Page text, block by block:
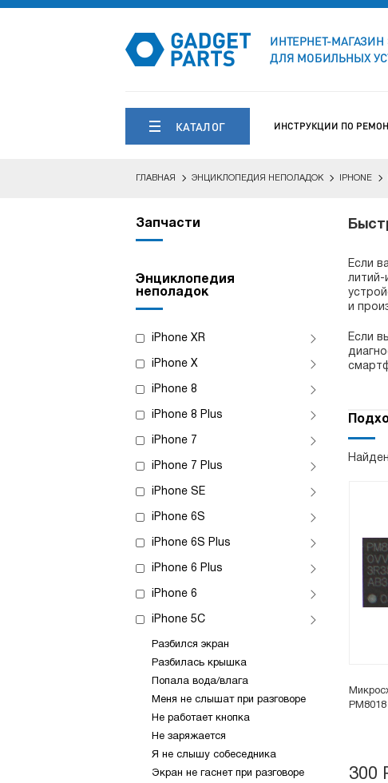
ИНТЕРНЕТ-МАГАЗИН
ДЛЯ МОБИЛЬНЫХ
КАТАЛОГ ИНСТРУКЦИИ ПО
ГЛАВНАЯ ЭНЦИКЛОПЕДИЯ НЕПОЛАДОК IPHONE
Запчасти
Энциклопедия
неполадок
iPhone XR
iPhone X
iPhone 8
iPhone 8 Plus
iPhone 7
iPhone 7 Plus
iPhone SE
iPhone 6S
iPhone 6S Plus
iPhone 6 Plus
iPhone 6
iPhone 5C
Разбился экран
Разбилась крышка
Попала вода/влага
Меня не слышат при разговоре
Не работает кнопка
Не заряжается
Я не слышу собеседника
Экран не гаснет при разговоре
Если
литий-
и
Если
300